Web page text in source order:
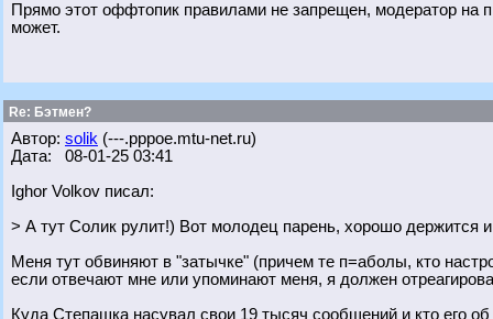
Прямо этот оффтопик правилами не запрещен, модератор на
может.
Re: Бэтмен?
Автор: solik (---.pppoe.mtu-net.ru)
Дата: 08-01-25 03:41
Ighor Volkov писал:
> А тут Солик рулит!) Вот молодец парень, хорошо держится и
Меня тут обвиняют в "затычке" (причем те п=аболы, кто
если отвечают мне или упоминают меня, я должен
Куда Степашка насувал свои 19 тысяч сообщений и кто его